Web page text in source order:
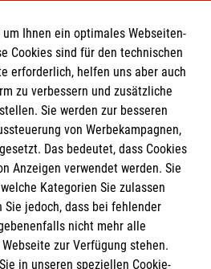
Ihnen ein optimales Webseiten-
Cookies sind für den technischen
erforderlich, helfen uns aber auch
zu verbessern und zusätzliche
Sie werden zur besseren
von Werbekampagnen,
Das bedeutet, dass Cookies
Anzeigen verwendet werden. Sie
Kategorien Sie zulassen
Sie jedoch, dass bei fehlender
nicht mehr alle
zur Verfügung stehen.
in unseren speziellen Cookie-